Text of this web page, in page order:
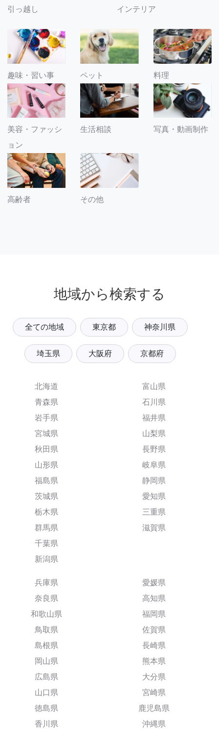
引っ越し インテリア
趣味・習い事 ペット 料理
美容・ファッシ
ョン
生活相談 写真・動画制作
高齢者 その他
地域から検索する
全ての地域 東京都 神奈川県
埼玉県 大阪府 京都府
北海道
青森県
岩手県
宮城県
秋田県
山形県
福島県
茨城県
栃木県
群馬県
千葉県
新潟県
富山県
石川県
福井県
山梨県
長野県
岐阜県
静岡県
愛知県
三重県
滋賀県
兵庫県
奈良県
和歌山県
鳥取県
島根県
岡山県
広島県
山口県
徳島県
香川県
愛媛県
高知県
福岡県
佐賀県
長崎県
熊本県
大分県
宮崎県
鹿児島県
沖縄県